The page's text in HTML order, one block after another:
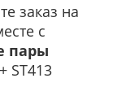
заказ на
с
пары
ST413